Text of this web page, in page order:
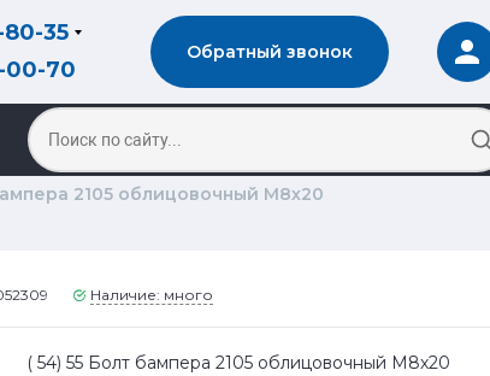
80-35
00-70
Обратный звонок
2105 облицовочный М8х20
Наличие: много
( 54) 55 Болт бампера 2105 облицовочный М8х20